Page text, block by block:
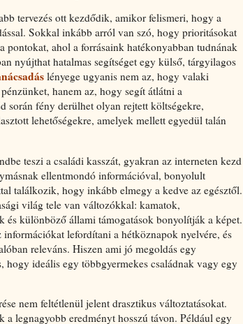
tervezés ott kezdődik, amikor felismeri, hogy a
Sokkal inkább arról van szó, hogy prioritásokat
pontokat, ahol a forrásaink hatékonyabban tudnának
nyújthat hatalmas segítséget egy külső, tárgyilagos
lényege ugyanis nem az, hogy valaki
hanem az, hogy segít átlátni a
során fény derülhet olyan rejtett költségekre,
lehetőségekre, amelyek mellett egyedül talán
teszi a családi kasszát, gyakran az interneten kezd
ellentmondó információval, bonyolult
találkozik, hogy inkább elmegy a kedve az egésztől.
világ tele van változókkal: kamatok,
és különböző állami támogatások bonyolítják a képet.
információkat lefordítani a hétköznapok nyelvére, és
releváns. Hiszen ami jó megoldás egy
hogy ideális egy többgyermekes családnak vagy egy
nem feltétlenül jelent drasztikus változtatásokat.
legnagyobb eredményt hosszú távon. Például egy